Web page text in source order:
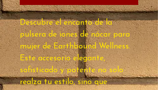
Descubre el encanto de la
pulsera de iones de nácar para
mujer de Earthbound Wellness.
Este accesorio elegante,
sofisticado y potente no solo
realza tu estilo, sino que